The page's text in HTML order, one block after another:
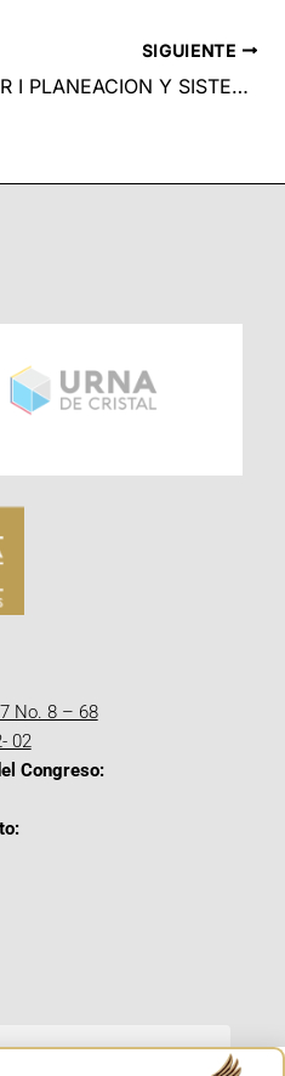
SIGUIENTE
VERIFICACION DOCUMENTOS ASESOR I PLANEACION Y SISTEMAS
No. 8 – 68
02
Congreso: